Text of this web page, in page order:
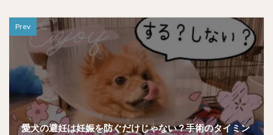
Prev
愛犬の避妊は妊娠を防ぐだけじゃない？手術のタイミン